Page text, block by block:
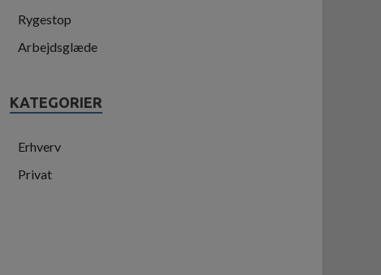
Rygestop
Arbejdsglæde
KATEGORIER
Erhverv
Privat